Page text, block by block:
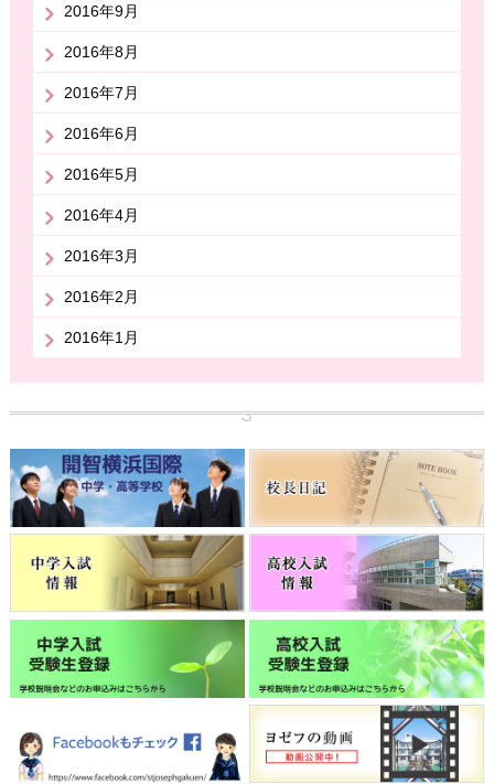
2016年9月
2016年8月
2016年7月
2016年6月
2016年5月
2016年4月
2016年3月
2016年2月
2016年1月